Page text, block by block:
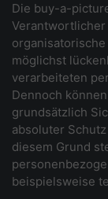
Die buy-a-
möglichst
verarbeiteten
Dennoch
grundsätzlich
absoluter
diesem Grund
beispielsweise